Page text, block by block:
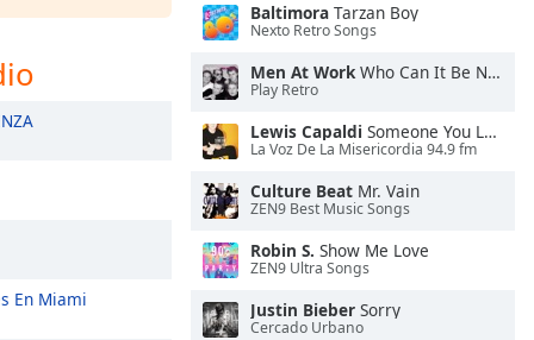
En Miami
Baltimora Tarzan Boy
Nexto Retro Songs
Men At WorkWho Can It Be Now?
Play Retro
Lewis Capaldi Someone You Loved
La Voz De La Misericordia 94.9 fm
Culture Beat Mr. Vain
ZEN9 Best Music Songs
Robin S. Show Me Love
ZEN9 Ultra Songs
Justin Bieber Sorry
Cercado Urbano